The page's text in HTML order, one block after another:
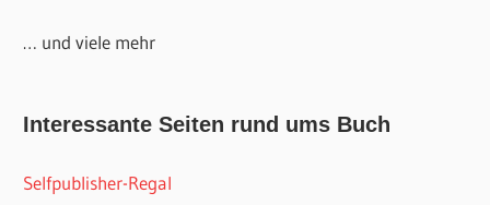
… und viele mehr
Interessante Seiten rund ums Buch
Selfpublisher-Regal